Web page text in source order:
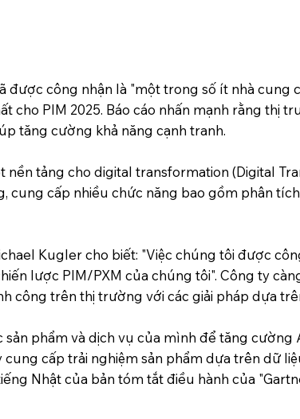
được công nhận là "một trong số ít nhà cung
cho PIM 2025. Báo cáo nhấn mạnh rằng thị
tăng cường khả năng cạnh tranh.
tảng cho digital transformation (Digital
cung cấp nhiều chức năng bao gồm phân
Kugler cho biết: "Việc chúng tôi được
lược PIM/PXM của chúng tôi". Công ty
công trên thị trường với các giải pháp dựa
phẩm và dịch vụ của mình để tăng cường
cấp trải nghiệm sản phẩm dựa trên dữ
Nhật của bản tóm tắt điều hành của